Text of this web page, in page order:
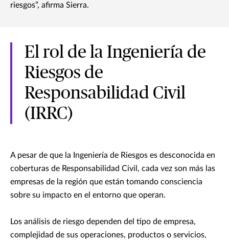
riesgos”, afirma Sierra.
El rol de la Ingeniería de
Riesgos de
Responsabilidad Civil
(IRRC)
A pesar de que la Ingeniería de Riesgos es desconocida en
coberturas de Responsabilidad Civil, cada vez son más las
empresas de la región que están tomando consciencia
sobre su impacto en el entorno que operan.
Los análisis de riesgo dependen del tipo de empresa,
complejidad de sus operaciones, productos o servicios,